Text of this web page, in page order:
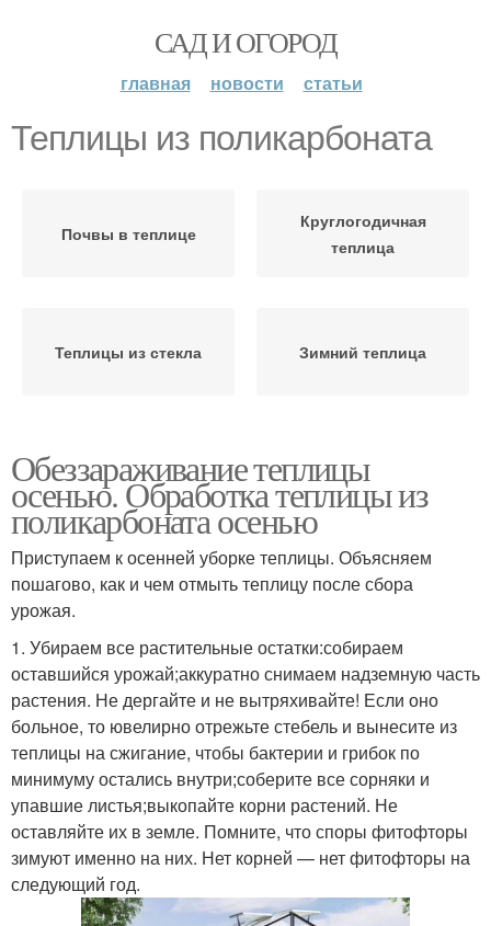
САД И ОГОРОД
главная новости статьи
Теплицы из поликарбоната
Почвы в теплице
Круглогодичная
теплица
Теплицы из стекла Зимний теплица
Обеззараживание теплицы
осенью. Обработка теплицы из
поликарбоната осенью
Приступаем к осенней уборке теплицы. Объясняем
пошагово, как и чем отмыть теплицу после сбора
урожая.
1. Убираем все растительные остатки:собираем
оставшийся урожай;аккуратно снимаем надземную часть
растения. Не дергайте и не вытряхивайте! Если оно
больное, то ювелирно отрежьте стебель и вынесите из
теплицы на сжигание, чтобы бактерии и грибок по
минимуму остались внутри;соберите все сорняки и
упавшие листья;выкопайте корни растений. Не
оставляйте их в земле. Помните, что споры фитофторы
зимуют именно на них. Нет корней — нет фитофторы на
следующий год.